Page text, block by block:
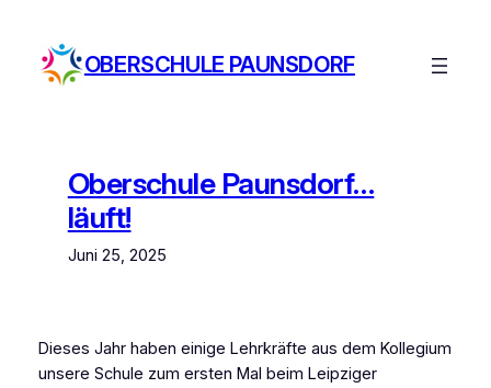
springen
OBERSCHULE PAUNSDORF
Oberschule Paunsdorf…
läuft!
Juni 25, 2025
Dieses Jahr haben einige Lehrkräfte aus dem Kollegium
unsere Schule zum ersten Mal beim Leipziger